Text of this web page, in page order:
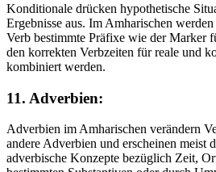
Konditionale drücken hypothetische
Ergebnisse aus. Im Amharischen
Verb bestimmte Präfixe wie der Marker
den korrekten Verbzeiten für reale und
kombiniert werden.
11. Adverbien:
Adverbien im Amharischen verändern
andere Adverbien und erscheinen meist
adverbische Konzepte bezüglich Zeit,